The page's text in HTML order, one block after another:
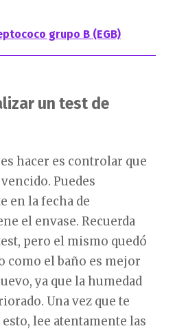
grupo B (EGB)
un test de
hacer es controlar que
Puedes
en la fecha de
el envase. Recuerda
pero el mismo quedó
como el baño es mejor
ya que la humedad
Una vez que te
lee atentamente las